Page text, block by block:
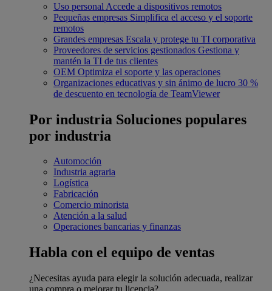
Uso personal Accede a dispositivos remotos
Pequeñas empresas Simplifica el acceso y el soporte
remotos
Grandes empresas Escala y protege tu TI corporativa
Proveedores de servicios gestionados Gestiona y
mantén la TI de tus clientes
OEM Optimiza el soporte y las operaciones
Organizaciones educativas y sin ánimo de lucro 30 %
de descuento en tecnología de TeamViewer
Por industria Soluciones populares
por industria
Automoción
Industria agraria
Logística
Fabricación
Comercio minorista
Atención a la salud
Operaciones bancarias y finanzas
Habla con el equipo de ventas
¿Necesitas ayuda para elegir la solución adecuada, realizar